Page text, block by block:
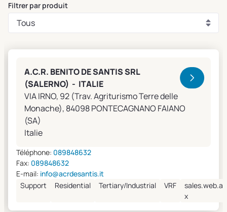
Filtrer par produit
A.C.R. BENITO DE SANTIS SRL
(SALERNO) - ITALIE
VIA IRNO, 92 (Trav. Agriturismo Terre delle
Monache), 84098 PONTECAGNANO FAIANO
(SA)
Italie
Téléphone: 089848632
Fax: 089848632
E-mail: info@acrdesantis.it
Support
Residential Tertiary/Industrial VRF
x